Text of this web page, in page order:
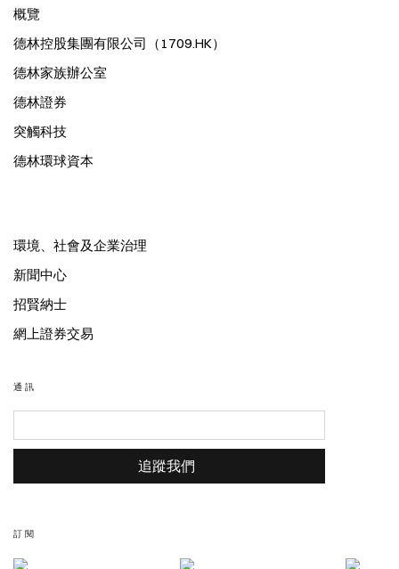
概覽
德林控股集團有限公司（1709.HK）
德林家族辦公室
德林證券
突觸科技
德林環球資本
環境、社會及企業治理
新聞中心
招賢納士
網上證券交易
通訊
追蹤我們
訂閱